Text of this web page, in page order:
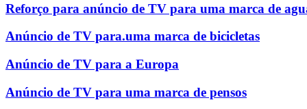
Reforço para anúncio de TV para uma marca de
Anúncio de TV para.uma marca de bicicletas
Anúncio de TV para a Europa
Anúncio de TV para uma marca de pensos